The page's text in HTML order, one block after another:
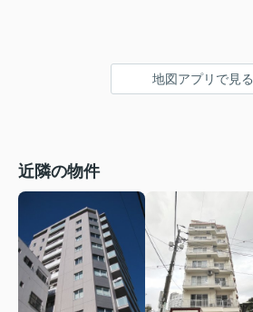
地図アプリで見る
近隣の物件